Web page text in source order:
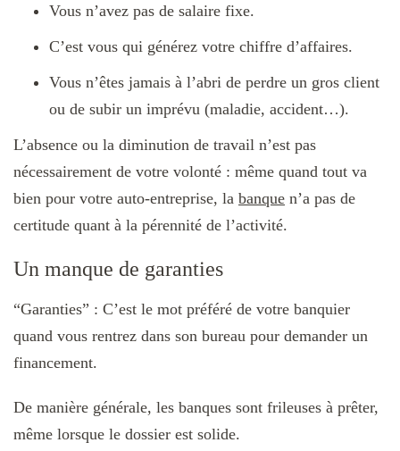
Vous n’avez pas de salaire fixe.
C’est vous qui générez votre chiffre d’affaires.
Vous n’êtes jamais à l’abri de perdre un gros client
ou de subir un imprévu (maladie, accident…).
L’absence ou la diminution de travail n’est pas
nécessairement de votre volonté : même quand tout va
bien pour votre auto-entreprise, la banque n’a pas de
certitude quant à la pérennité de l’activité.
Un manque de garanties
“Garanties” : C’est le mot préféré de votre banquier
quand vous rentrez dans son bureau pour demander un
financement.
De manière générale, les banques sont frileuses à prêter,
même lorsque le dossier est solide.